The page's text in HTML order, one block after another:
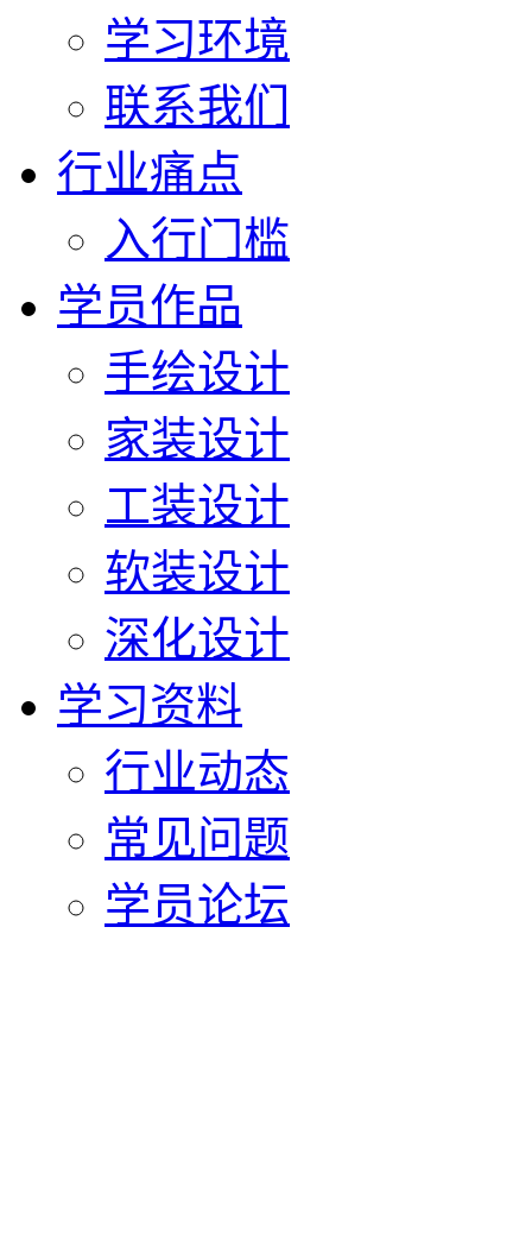
学习环境
联系我们
行业痛点
入行门槛
学员作品
手绘设计
家装设计
工装设计
软装设计
深化设计
学习资料
行业动态
常见问题
学员论坛